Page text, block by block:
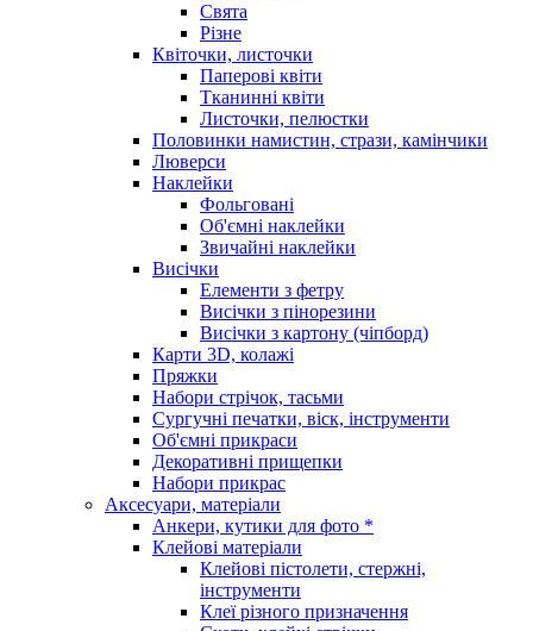
Свята
Різне
Квіточки, листочки
Паперові квіти
Тканинні квіти
Листочки, пелюстки
Половинки намистин, стрази, камінчики
Люверси
Наклейки
Фольговані
Об'ємні наклейки
Звичайні наклейки
Висічки
Елементи з фетру
Висічки з пінорезини
Висічки з картону (чіпборд)
Карти 3D, колажі
Пряжки
Набори стрічок, тасьми
Сургучні печатки, віск, інструменти
Об'ємні прикраси
Декоративні прищепки
Набори прикрас
Аксесуари, матеріали
Анкери, кутики для фото *
Клейові матеріали
Клейові пістолети, стержні,
інструменти
Клеї різного призначення